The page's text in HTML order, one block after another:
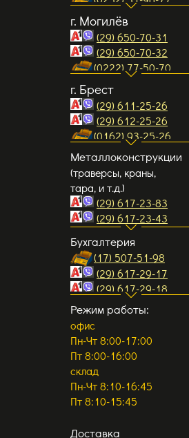
info3@gpservis.by
info4@gpservis.by
ул. Меньковский тракт
д.10, 3-й этаж, офис 307
(за авторынком Малиновка)
схема проезда...
(0232) 31-98-94
e.mail:
gomel1@gpservis.by
gomel2@gpservis.by
ул. Могилевская д.19Б,
1-й этаж, офис 9
(район завода ЗЛиН)
схема проезда...
г. Могилёв
(29) 650-70-31
(29) 650-70-32
(0222) 77-50-70
e.mail:
mogilev1@gpservis.by
mogilev2@gpservis.by
ул. Криулина д.27, 2-й
этаж, офис 26
схема проезда...
г. Брест
(29) 611-25-26
(29) 612-25-26
(0162) 93-25-26
e.mail:
brest2@gpservis.by
brest1@gpservis.by
ул. Писателя Смирнова
д.6 В/1, АБК
схема проезда...
Металлоконструкции
(траверсы, краны,
тара, и т.д.)
(29) 617-23-83
(29) 617-23-43
pgo@gpservis.by
pgo1@gpservis.by
Бухгалтерия
(17) 507-51-98
(29) 617-29-17
(29) 617-29-18
Режим работы:
офис
Пн-Чт 8:00-17:00
Пт 8:00-16:00
склад
Пн-Чт 8:10-16:45
Пт 8:10-15:45
Доставка